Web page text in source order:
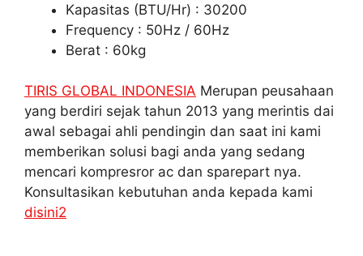
Kapasitas (BTU/Hr) : 30200
Frequency : 50Hz / 60Hz
Berat : 60kg
TIRIS GLOBAL INDONESIA Merupan peusahaan
yang berdiri sejak tahun 2013 yang merintis dai
awal sebagai ahli pendingin dan saat ini kami
memberikan solusi bagi anda yang sedang
mencari kompresror ac dan sparepart nya.
Konsultasikan kebutuhan anda kepada kami
disini2